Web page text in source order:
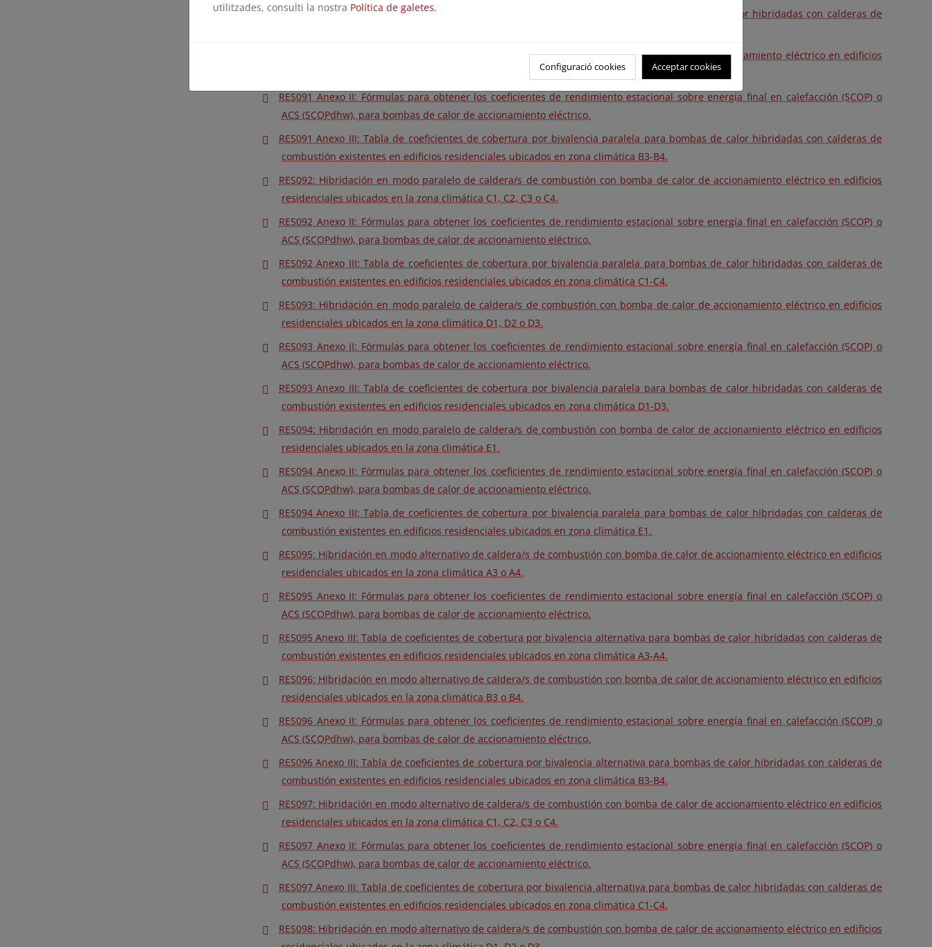
RES090 Anexo III: Tabla de coeficientes de cobertura por bivalencia paralela para bombas de calor hibridadas con calderas de
RES091: Hibridación en modo paralelo de caldera/s de combustión con bomba de calor de accionamiento eléctrico en edificios
RES091 Anexo II: Fórmulas para obtener los coeficientes de rendimiento estacional sobre energía final en calefacción (SCOP) o
ACS (SCOPdhw), para bombas de calor de accionamiento eléctrico.
RES091 Anexo III: Tabla de coeficientes de cobertura por bivalencia paralela para bombas de calor hibridadas con calderas de
combustión existentes en edificios residenciales ubicados en zona climática B3-B4.
RES092: Hibridación en modo paralelo de caldera/s de combustión con bomba de calor de accionamiento eléctrico en edificios
residenciales ubicados en la zona climática C1, C2, C3 o C4.
RES092 Anexo II: Fórmulas para obtener los coeficientes de rendimiento estacional sobre energía final en calefacción (SCOP) o
ACS (SCOPdhw), para bombas de calor de accionamiento eléctrico.
RES092 Anexo III: Tabla de coeficientes de cobertura por bivalencia paralela para bombas de calor hibridadas con calderas de
combustión existentes en edificios residenciales ubicados en zona climática C1-C4.
RES093: Hibridación en modo paralelo de caldera/s de combustión con bomba de calor de accionamiento eléctrico en edificios
residenciales ubicados en la zona climática D1, D2 o D3.
RES093 Anexo II: Fórmulas para obtener los coeficientes de rendimiento estacional sobre energía final en calefacción (SCOP) o
ACS (SCOPdhw), para bombas de calor de accionamiento eléctrico.
RES093 Anexo III: Tabla de coeficientes de cobertura por bivalencia paralela para bombas de calor hibridadas con calderas de
combustión existentes en edificios residenciales ubicados en zona climática D1-D3.
RES094: Hibridación en modo paralelo de caldera/s de combustión con bomba de calor de accionamiento eléctrico en edificios
residenciales ubicados en la zona climática E1.
RES094 Anexo II: Fórmulas para obtener los coeficientes de rendimiento estacional sobre energía final en calefacción (SCOP) o
ACS (SCOPdhw), para bombas de calor de accionamiento eléctrico.
RES094 Anexo III: Tabla de coeficientes de cobertura por bivalencia paralela para bombas de calor hibridadas con calderas de
combustión existentes en edificios residenciales ubicados en zona climática E1.
RES095: Hibridación en modo alternativo de caldera/s de combustión con bomba de calor de accionamiento eléctrico en edificios
residenciales ubicados en la zona climática A3 o A4.
RES095 Anexo II: Fórmulas para obtener los coeficientes de rendimiento estacional sobre energía final en calefacción (SCOP) o
ACS (SCOPdhw), para bombas de calor de accionamiento eléctrico.
RES095 Anexo III: Tabla de coeficientes de cobertura por bivalencia alternativa para bombas de calor hibridadas con calderas de
combustión existentes en edificios residenciales ubicados en zona climática A3-A4.
RES096: Hibridación en modo alternativo de caldera/s de combustión con bomba de calor de accionamiento eléctrico en edificios
residenciales ubicados en la zona climática B3 o B4.
RES096 Anexo II: Fórmulas para obtener los coeficientes de rendimiento estacional sobre energía final en calefacción (SCOP) o
ACS (SCOPdhw), para bombas de calor de accionamiento eléctrico.
RES096 Anexo III: Tabla de coeficientes de cobertura por bivalencia alternativa para bombas de calor hibridadas con calderas de
combustión existentes en edificios residenciales ubicados en zona climática B3-B4.
RES097: Hibridación en modo alternativo de caldera/s de combustión con bomba de calor de accionamiento eléctrico en edificios
residenciales ubicados en la zona climática C1, C2, C3 o C4.
RES097 Anexo II: Fórmulas para obtener los coeficientes de rendimiento estacional sobre energía final en calefacción (SCOP) o
ACS (SCOPdhw), para bombas de calor de accionamiento eléctrico.
RES097 Anexo III: Tabla de coeficientes de cobertura por bivalencia alternativa para bombas de calor hibridadas con calderas de
combustión existentes en edificios residenciales ubicados en zona climática C1-C4.
RES098: Hibridación en modo alternativo de caldera/s de combustión con bomba de calor de accionamiento eléctrico en edificios
utilitzades, consulti la nostra Política de galetes.
Configuració cookies Acceptar cookies